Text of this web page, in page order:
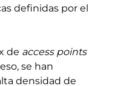
definidas por el
de access points
se han
densidad de